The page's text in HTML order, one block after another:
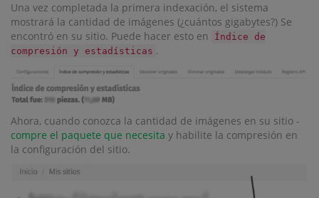
Una vez completada la primera indexación, el sistema
mostrará la cantidad de imágenes (¿cuántos gigabytes?) Se
encontró en su sitio. Puede hacer esto en
Índice de
compresión y estadísticas .
Ahora, cuando conozca la cantidad de imágenes en su sitio -
compre el paquete que necesita y habilite la compresión en
la configuración del sitio.